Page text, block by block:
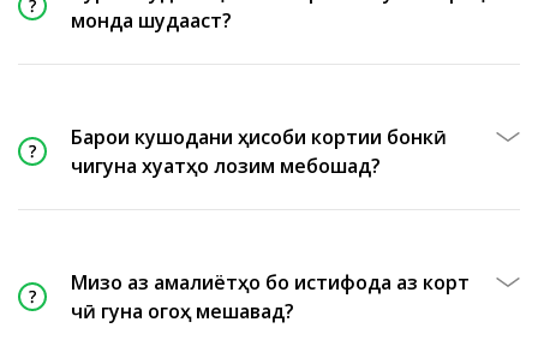
монда шудааст?
Барои кушодани ҳисоби кортии бонкӣ
чигуна хуҷҷатҳо лозим мебошад?
Мизоҷ аз амалиётҳо бо истифода аз корт
чӣ гуна огоҳ мешавад?